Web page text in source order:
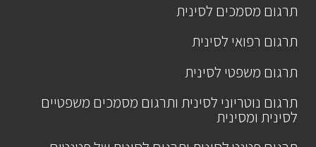
תרגום מסמכים לסינית
תרגום רפואי לסינית
תרגום משפטי לסינית
תרגום נוטריוני לסינית ותרגום מסמכים משפטיים
לסינית ומסינית